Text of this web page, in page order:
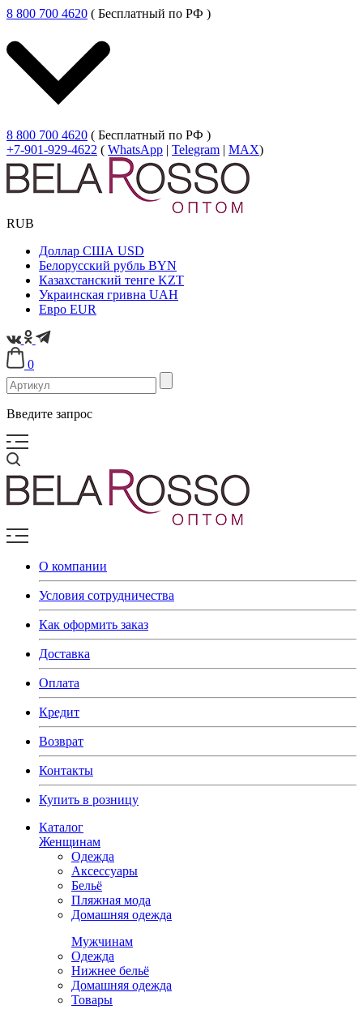
8 800 700 4620 ( Бесплатный по РФ )
8 800 700 4620 ( Бесплатный по РФ )
+7-901-929-4622 ( WhatsApp | Telegram | MAX)
RUB
Доллар США USD
Белорусский рубль BYN
Казахстанский тенге KZT
Украинская гривна UAH
Евро EUR
0
Введите запрос
О компании
Условия сотрудничества
Как оформить заказ
Доставка
Оплата
Кредит
Возврат
Контакты
Купить в розницу
Каталог
Женщинам
Одежда
Аксессуары
Бельё
Пляжная мода
Домашняя одежда
Мужчинам
Одежда
Нижнее бельё
Домашняя одежда
Товары